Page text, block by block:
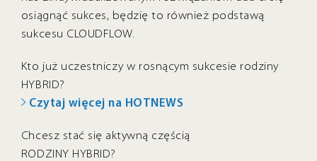
osiągnąć sukces, będzię to również podstawą
sukcesu CLOUDFLOW.
Kto już uczestniczy w rosnącym sukcesie rodziny
HYBRID?
Czytaj więcej na HOTNEWS
Chcesz stać się aktywną częścią
RODZINY HYBRID?